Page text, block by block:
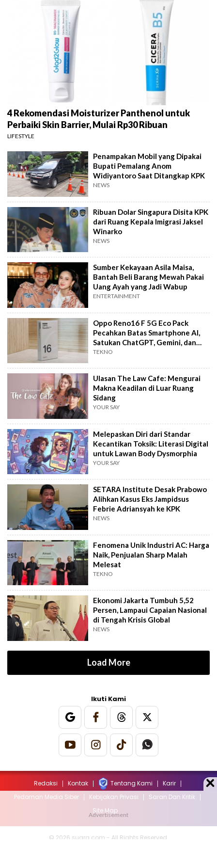
4 Rekomendasi Moisturizer Panthenol untuk
Perbaiki Skin Barrier, Mulai Rp30 Ribuan
LIFESTYLE
Penampakan Mobil yang Dipakai
Bupati Pemalang Anom
Widiyantoro Saat Ditangkap KPK
NEWS
Ribuan Dolar Singapura Disita KPK
dari Ruang Kepala Imigrasi Jaksel
Winarko
NEWS
Sumber Kekayaan Asila Maisa,
Bantah Beli Barang Mewah Pakai
Uang Ayah yang Jadi Wabup
ENTERTAINMENT
Oppo Reno16 F 5G Eco Pack
Pecahkan Batas Smartphone AI,
Satukan ChatGPT, Gemini, dan
Perplexity
TEKNO
Ulasan The Law Cafe: Mengurai
Makna Keadilan di Luar Ruang
Sidang
YOUR SAY
Melepaskan Diri dari Standar
Kecantikan Toksik: Literasi Digital
untuk Lawan Body Dysmorphia
YOUR SAY
SETARA Institute Desak Prabowo
Alihkan Kasus Eks Jampidsus
Febrie Adriansyah ke KPK
NEWS
Fenomena Unik Industri AC: Harga
Naik, Penjualan Sharp Malah
Melesat
TEKNO
Ekonomi Jakarta Tumbuh 5,52
Persen, Lampaui Capaian Nasional
di Tengah Krisis Global
NEWS
Load More
Ikuti Kami
Redaksi Kontak Tentang Kami
Karir
Pedoman Media Siber
Kebijakan Privasi
Saran Dan Kritik
Site Map
© 2026 suara.com - All Rights Reserved.